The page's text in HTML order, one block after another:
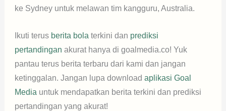
ke Sydney untuk melawan tim kangguru, Australia.
Ikuti terus berita bola terkini dan prediksi
pertandingan akurat hanya di goalmedia.co! Yuk
pantau terus berita terbaru dari kami dan jangan
ketinggalan. Jangan lupa download aplikasi Goal
Media untuk mendapatkan berita terkini dan prediksi
pertandingan yang akurat!